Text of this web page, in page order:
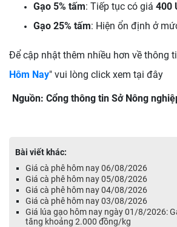
Gạo 5% tấm: Tiếp tục có giá 400
Gạo 25% tấm: Hiện ổn định ở
Để cập nhật thêm nhiều hơn về thông
Hôm Nay" vui lòng click xem tại đây
Nguồn: Cổng thông tin Sở Nông
Bài viết khác:
Giá cà phê hôm nay 06/08/2026
Giá cà phê hôm nay 05/08/2026
Giá cà phê hôm nay 04/08/2026
Giá cà phê hôm nay 03/08/2026
Giá lúa gạo hôm nay ngày 01/8/2026:
tăng khoảng 2.000 đồng/kg